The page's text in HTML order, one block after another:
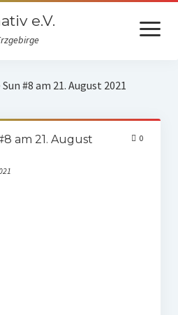
Menü
öffnen
#8 am 21. August 2021
am 21. August
0